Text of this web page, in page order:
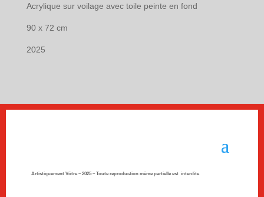
Diane
Acrylique sur voilage avec toile peinte en fond
90 x 72 cm
2025
Artistiquement Vôtre – 2025 –Toute reproduction même partielle est interdite